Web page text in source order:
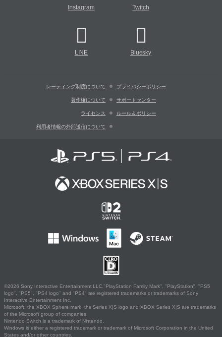
Instagram Twitch
LINE Bluesky
レーティング制度について プライバシーポリシー
著作権について サポートセンター
ライセンス ルール＆ポリシー
利用者情報の外部送信について
©2026 Sony Interactive Entertainment LLC."PlayStation Family Mark", "PlayStation", "PS5
logo", "PS5", "PS4 logo" and "PS4" are registered trademarks or trademarks of Sony
Interactive Entertainment Inc.
Microsoft, the XBOX Sphere mark, the Series X|S logo and XBOX Series X|S are trademarks
of the Microsoft group of companies.
Nintendo Switch is a trademark of Nintendo.
Windows is either a registered trademark or trademark of Microsoft Corporation in the United
States and/or other countries.